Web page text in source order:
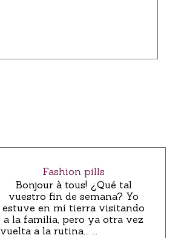
Fashion pills
Bonjour à tous! ¿Qué tal
vuestro fin de semana? Yo
estuve en mi tierra visitando
a la familia, pero ya otra vez
vuelta a la rutina... ...